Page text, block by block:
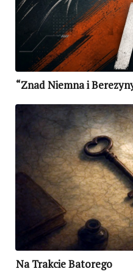
“Znad Niemna i
Na Trakcie Batorego